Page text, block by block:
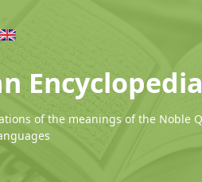
Encyclopedia
of the meanings of the Noble